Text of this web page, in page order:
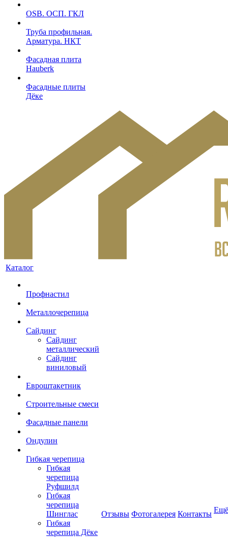
OSB. ОСП. ГКЛ
Труба профильная.
Арматура. НКТ
Фасадная плита
Hauberk
Фасадные плиты
Дёке
Каталог
Профнастил
Металлочерепица
Сайдинг
Сайдинг
металлический
Сайдинг
виниловый
Евроштакетник
Строительные смеси
Фасадные панели
Ондулин
Гибкая черепица
Гибкая
черепица
Руфшилд
Гибкая
черепица
Шинглас
Гибкая
черепица Дёке
Отзывы Фотогалерея Контакты Ещё